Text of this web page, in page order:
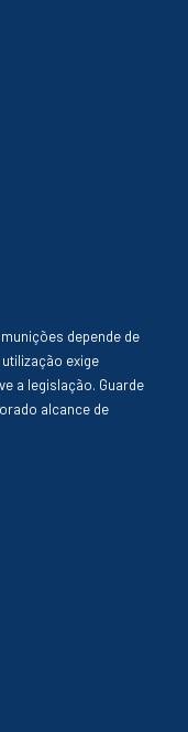
depende de
exige
a legislação. Guarde
alcance de